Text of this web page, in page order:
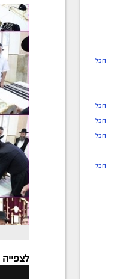
הכל
הכל
הכל
הכל
הכל